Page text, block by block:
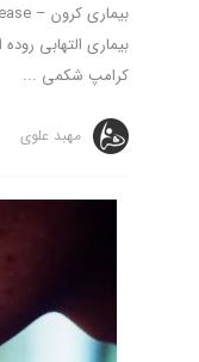
بیماری التهابی
کرامپ شکمی ...
مهبد علوی